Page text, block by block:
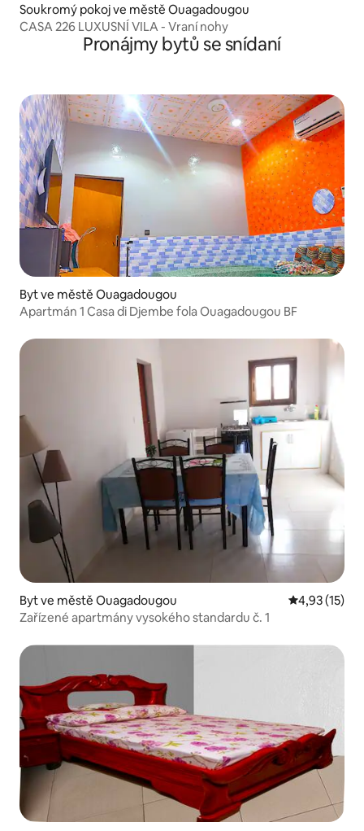
Soukromý pokoj ve městě Ouagadougou
CASA 226 LUXUSNÍ VILA - Vraní nohy
Pronájmy bytů se snídaní
Byt ve městě Ouagadougou
Apartmán 1 Casa di Djembe fola Ouagadougou BF
Byt ve městě Ouagadougou Průměrné
4,93 (15)
Zařízené apartmány vysokého standardu č. 1